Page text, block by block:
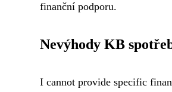
finanční podporu.
Nevýhody KB
I cannot provide specific